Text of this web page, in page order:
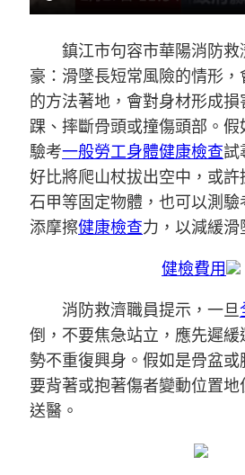
鎮江市句容市華陽消防
豪：滑墜長短常風險的情形
的方法著地，會對身材形成
踝、摔斷骨頭或撞傷頭部。假
驗考一般勞工身體健康檢查試
好比將爬山杖拔出空中，或許
石甲等固定物體，也可以測
添摩擦健康檢查力，以減緩滑
健檢費用
消防救濟職員提示，一旦
倒，不要焦急站立，應先遲
勢不重復興身。假如是骨盆
要背著或抱著傷者變動位置
送醫。